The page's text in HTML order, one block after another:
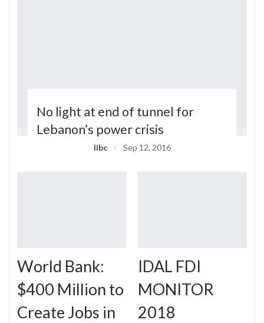
No light at end of tunnel for
Lebanon’s power crisis
libc Sep 12, 2016
World Bank:
$400 Million to
Create Jobs in
IDAL FDI
MONITOR
2018